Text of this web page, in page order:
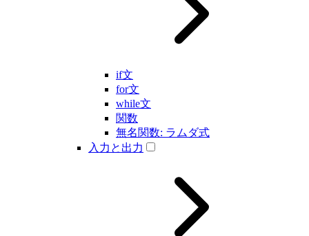
if文
for文
while文
関数
無名関数: ラムダ式
入力と出力